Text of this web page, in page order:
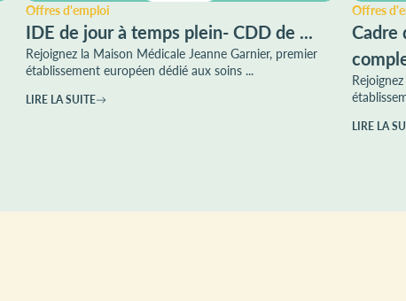
Offres d'emploi
IDE de jour à temps plein- CDD de ...
Rejoignez la Maison Médicale Jeanne Garnier, premier
établissement européen dédié aux soins ...
LIRE LA SUITE
Offres
Cadre
LIRE LA